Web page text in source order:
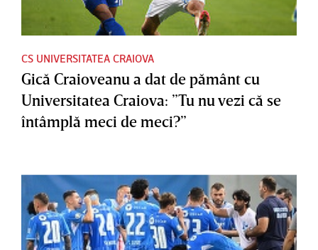
CS UNIVERSITATEA CRAIOVA
Gică Craioveanu a dat de pământ cu
Universitatea Craiova: ”Tu nu vezi că se
întâmplă meci de meci?”